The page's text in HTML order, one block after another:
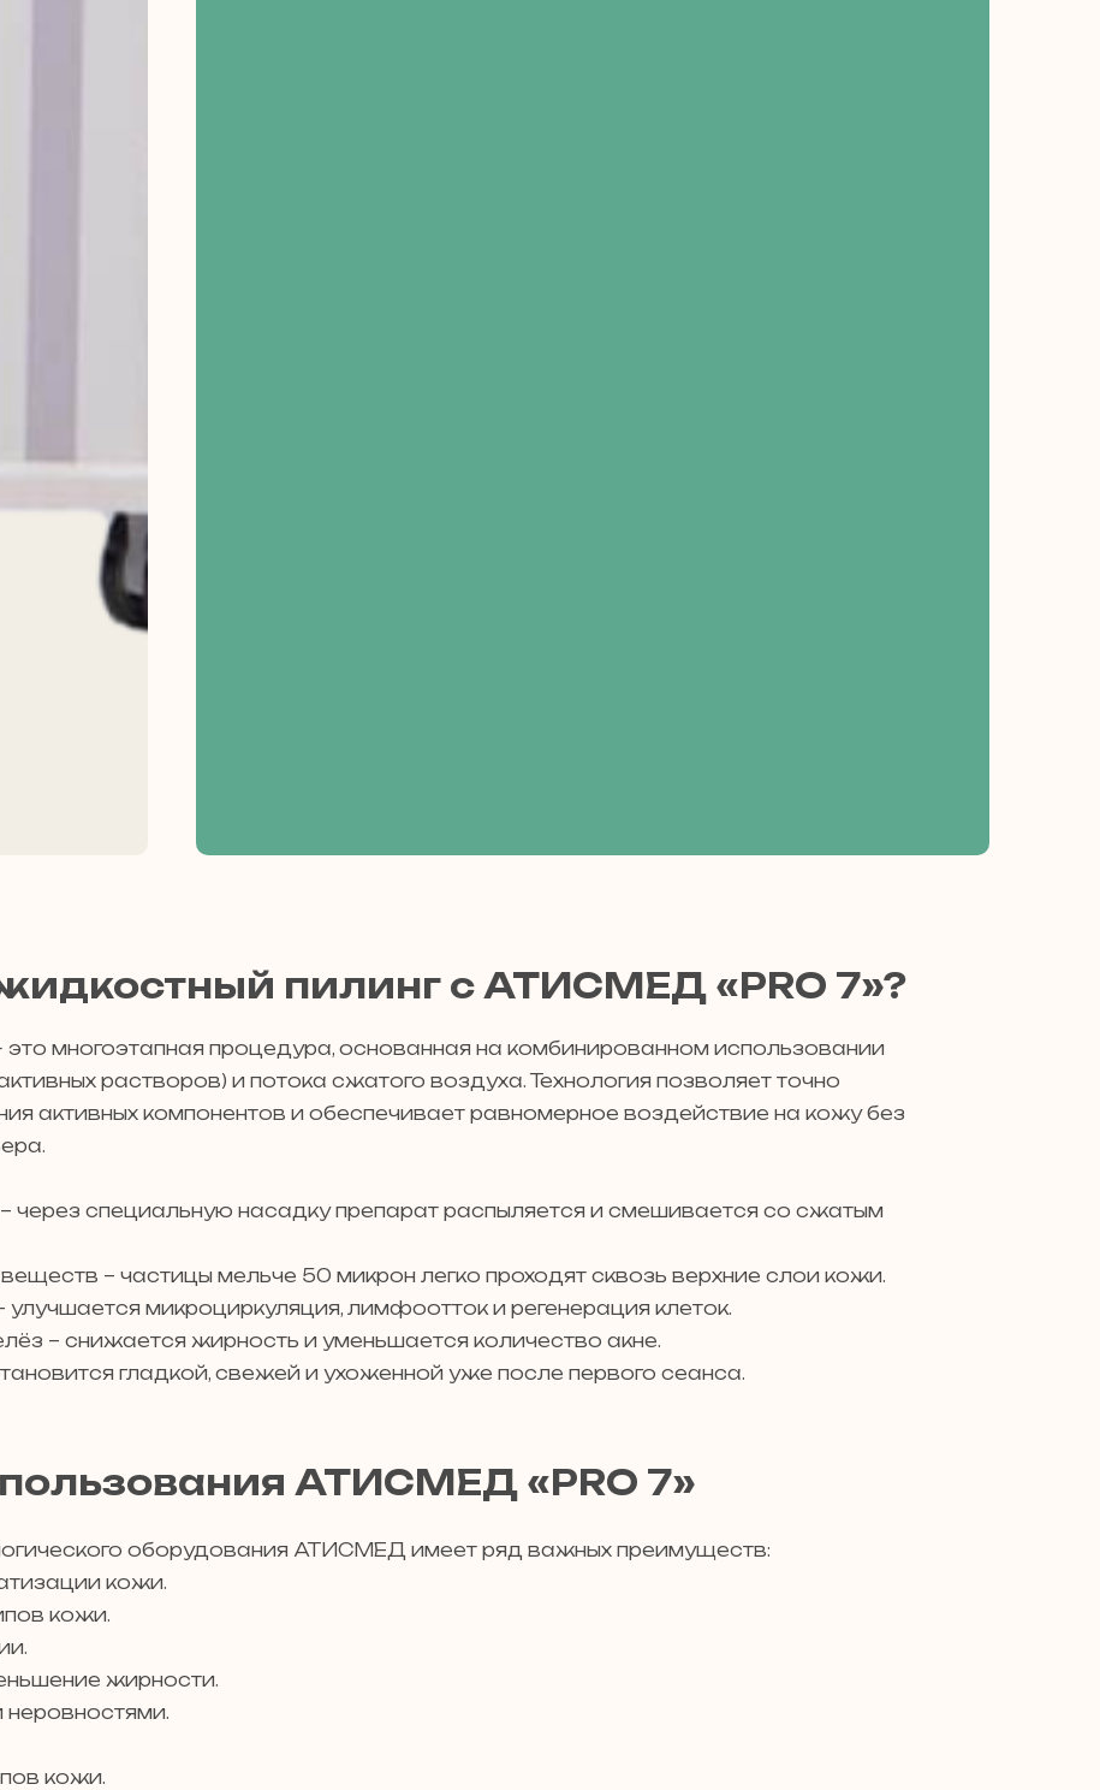
пилинг с АТИСМЕД «PRO 7»?
многоэтапная процедура, основанная на комбинированном использовании
растворов) и потока сжатого воздуха. Технология позволяет точно
активных компонентов и обеспечивает равномерное воздействие на кожу без
специальную насадку препарат распыляется и смешивается со сжатым
– частицы мельче 50 микрон легко проходят сквозь верхние слои кожи.
микроциркуляция, лимфоотток и регенерация клеток.
– снижается жирность и уменьшается количество акне.
гладкой, свежей и ухоженной уже после первого сеанса.
АТИСМЕД «PRO 7»
оборудования АТИСМЕД имеет ряд важных преимуществ:
кожи.
кожи.
жирности.
неровностями.
кожи.